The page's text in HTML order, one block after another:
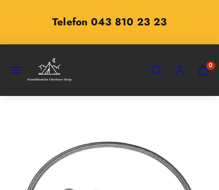
Telefon 043 810 23 23
SPEISEKARTE 0